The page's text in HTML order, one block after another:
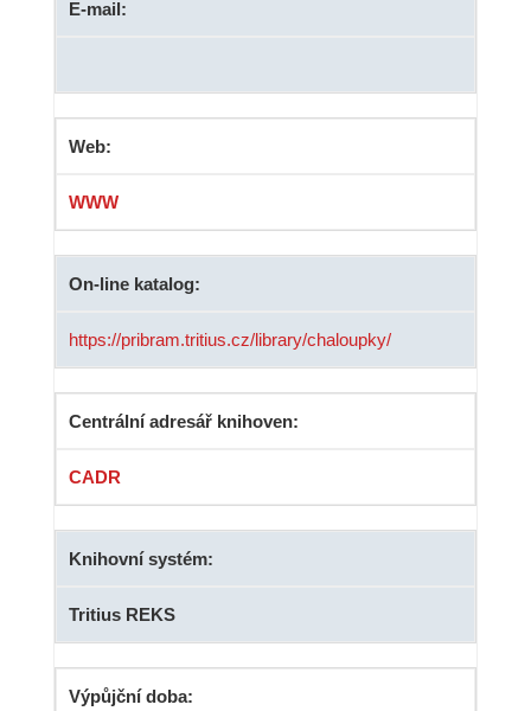
E-mail:
Web:
WWW
On-line katalog:
https://pribram.tritius.cz/library/chaloupky/
Centrální adresář knihoven:
CADR
Knihovní systém:
Tritius REKS
Výpůjční doba: